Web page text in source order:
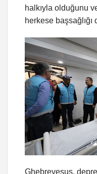
halkıyla olduğunu
herkese başsağlığı
Ghebreyesus,